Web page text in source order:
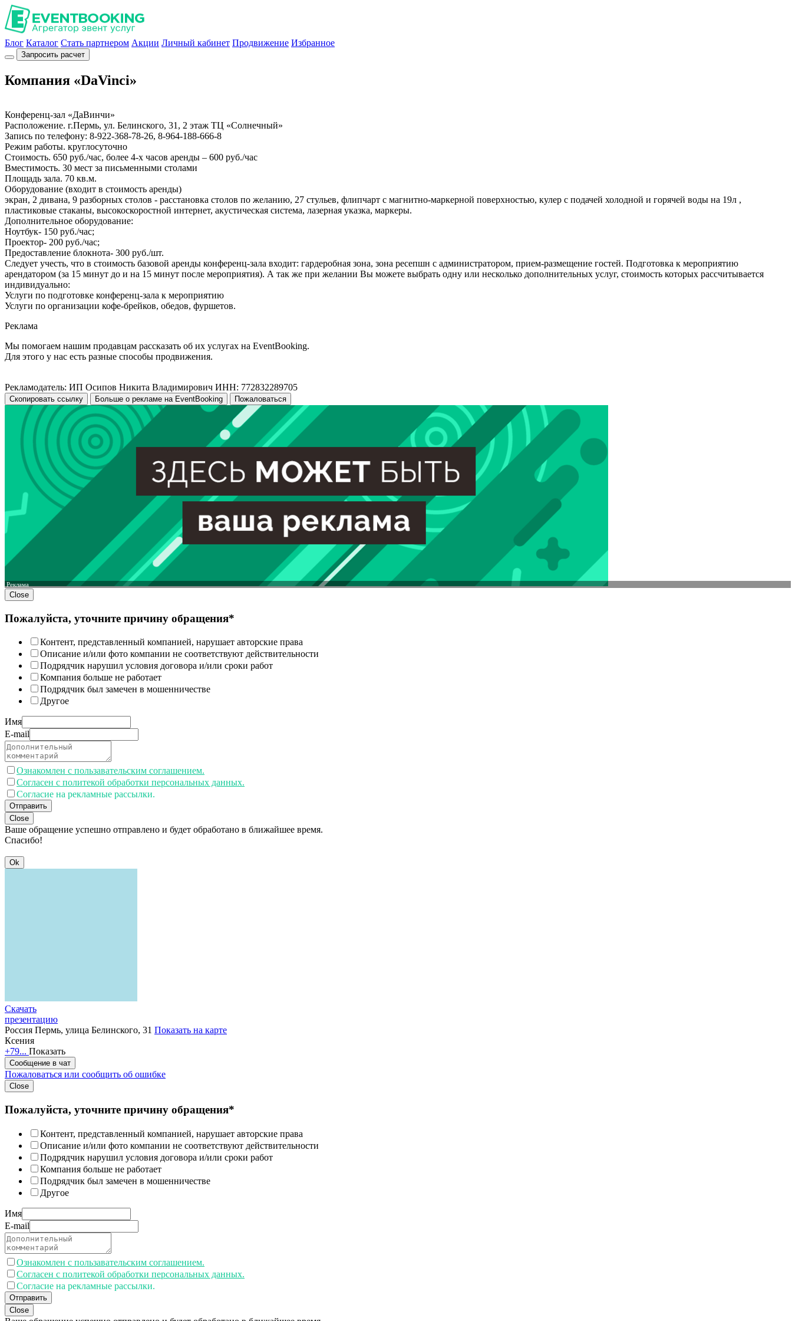
Блог Каталог Стать партнером Акции Личный кабинет Продвижение Избранное
Запросить расчет
Компания «DaVinci»
Конференц-зал «ДаВинчи»
Расположение. г.Пермь, ул. Белинского, 31, 2 этаж ТЦ «Солнечный»
Запись по телефону: 8-922-368-78-26, 8-964-188-666-8
Режим работы. круглосуточно
Стоимость. 650 руб./час, более 4-х часов аренды – 600 руб./час
Вместимость. 30 мест за письменными столами
Площадь зала. 70 кв.м.
Оборудование (входит в стоимость аренды)
экран, 2 дивана, 9 разборных столов - расстановка столов по желанию, 27 стульев, флипчарт с магнитно-маркерной поверхностью, кулер с подачей холодной и горячей воды на 19л ,
пластиковые стаканы, высокоскоростной интернет, акустическая система, лазерная указка, маркеры.
Дополнительное оборудование:
Ноутбук- 150 руб./час;
Проектор- 200 руб./час;
Предоставление блокнота- 300 руб./шт.
Следует учесть, что в стоимость базовой аренды конференц-зала входит: гардеробная зона, зона ресепшн с администратором, прием-размещение гостей. Подготовка к мероприятию
арендатором (за 15 минут до и на 15 минут после мероприятия). А так же при желании Вы можете выбрать одну или несколько дополнительных услуг, стоимость которых рассчитывается
индивидуально:
Услуги по подготовке конференц-зала к мероприятию
Услуги по организации кофе-брейков, обедов, фуршетов.
Реклама
Мы помогаем нашим продавцам рассказать об их услугах на EventBooking.
Для этого у нас есть разные способы продвижения.
Рекламодатель: ИП Осипов Никита Владимирович ИНН: 772832289705
Скопировать ссылку Больше о рекламе на EventBooking Пожаловаться
Реклама
Close
Пожалуйста, уточните причину обращения*
Контент, представленный компанией, нарушает авторские права
Описание и/или фото компании не соответствуют действительности
Подрядчик нарушил условия договора и/или сроки работ
Компания больше не работает
Подрядчик был замечен в мошенничестве
Другое
Имя
E-mail
Ознакомлен с пользавательским соглашением.
Согласен с политекой обработки персональных данных.
Согласие на рекламные рассылки.
Отправить
Close
Ваше обращение успешно отправлено и будет обработано в ближайшее время.
Спасибо!
Ok
Скачать
презентацию
Россия Пермь, улица Белинского, 31 Показать на карте
Ксения
+79... Показать
Сообщение в чат
Пожаловаться или сообщить об ошибке
Close
Пожалуйста, уточните причину обращения*
Контент, представленный компанией, нарушает авторские права
Описание и/или фото компании не соответствуют действительности
Подрядчик нарушил условия договора и/или сроки работ
Компания больше не работает
Подрядчик был замечен в мошенничестве
Другое
Имя
E-mail
Ознакомлен с пользавательским соглашением.
Согласен с политекой обработки персональных данных.
Согласие на рекламные рассылки.
Отправить
Close